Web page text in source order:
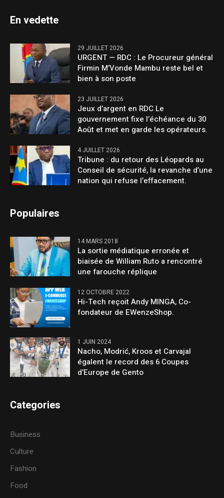
En vedette
29 JUILLET 2026
URGENT — RDC : Le Procureur général
Firmin M’Vonde Mambu reste bel et
bien à son poste
23 JUILLET 2026
Jeux d’argent en RDC Le
gouvernement fixe l’échéance du 30
Août et met en garde les opérateurs.
4 JUILLET 2026
Tribune : du retour des Léopards au
Conseil de sécurité, la revanche d’une
nation qui refuse l’effacement.
Populaires
14 MARS 2018
La sortie médiatique erronée et
biaisée de William Ruto a rencontré
une farouche réplique
12 OCTOBRE 2022
Hi-Tech reçoit Andy MINGA, Co-
fondateur de EWenzeShop.
1 JUIN 2024
Nacho, Modrić, Kroos et Carvajal
égalent le record des 6 Coupes
d’Europe de Gento
Categories
Business
Culture
Fashion
Food